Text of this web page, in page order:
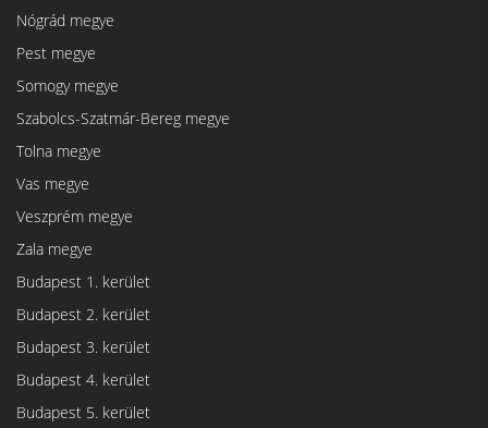
Nógrád megye
Pest megye
Somogy megye
Szabolcs-Szatmár-Bereg megye
Tolna megye
Vas megye
Veszprém megye
Zala megye
Budapest 1. kerület
Budapest 2. kerület
Budapest 3. kerület
Budapest 4. kerület
Budapest 5. kerület